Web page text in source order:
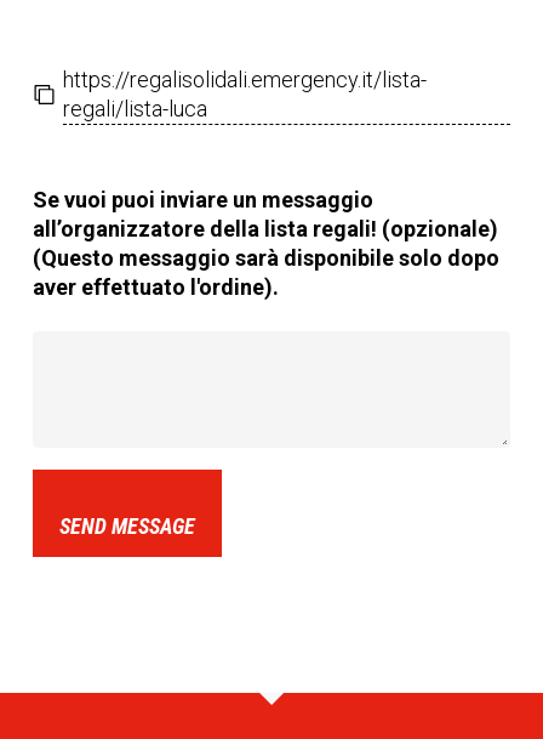
https://regalisolidali.emergency.it/lista-
regali/lista-luca
Se vuoi puoi inviare un messaggio
all’organizzatore della lista regali! (opzionale)
(Questo messaggio sarà disponibile solo dopo
aver effettuato l'ordine).
SEND MESSAGE